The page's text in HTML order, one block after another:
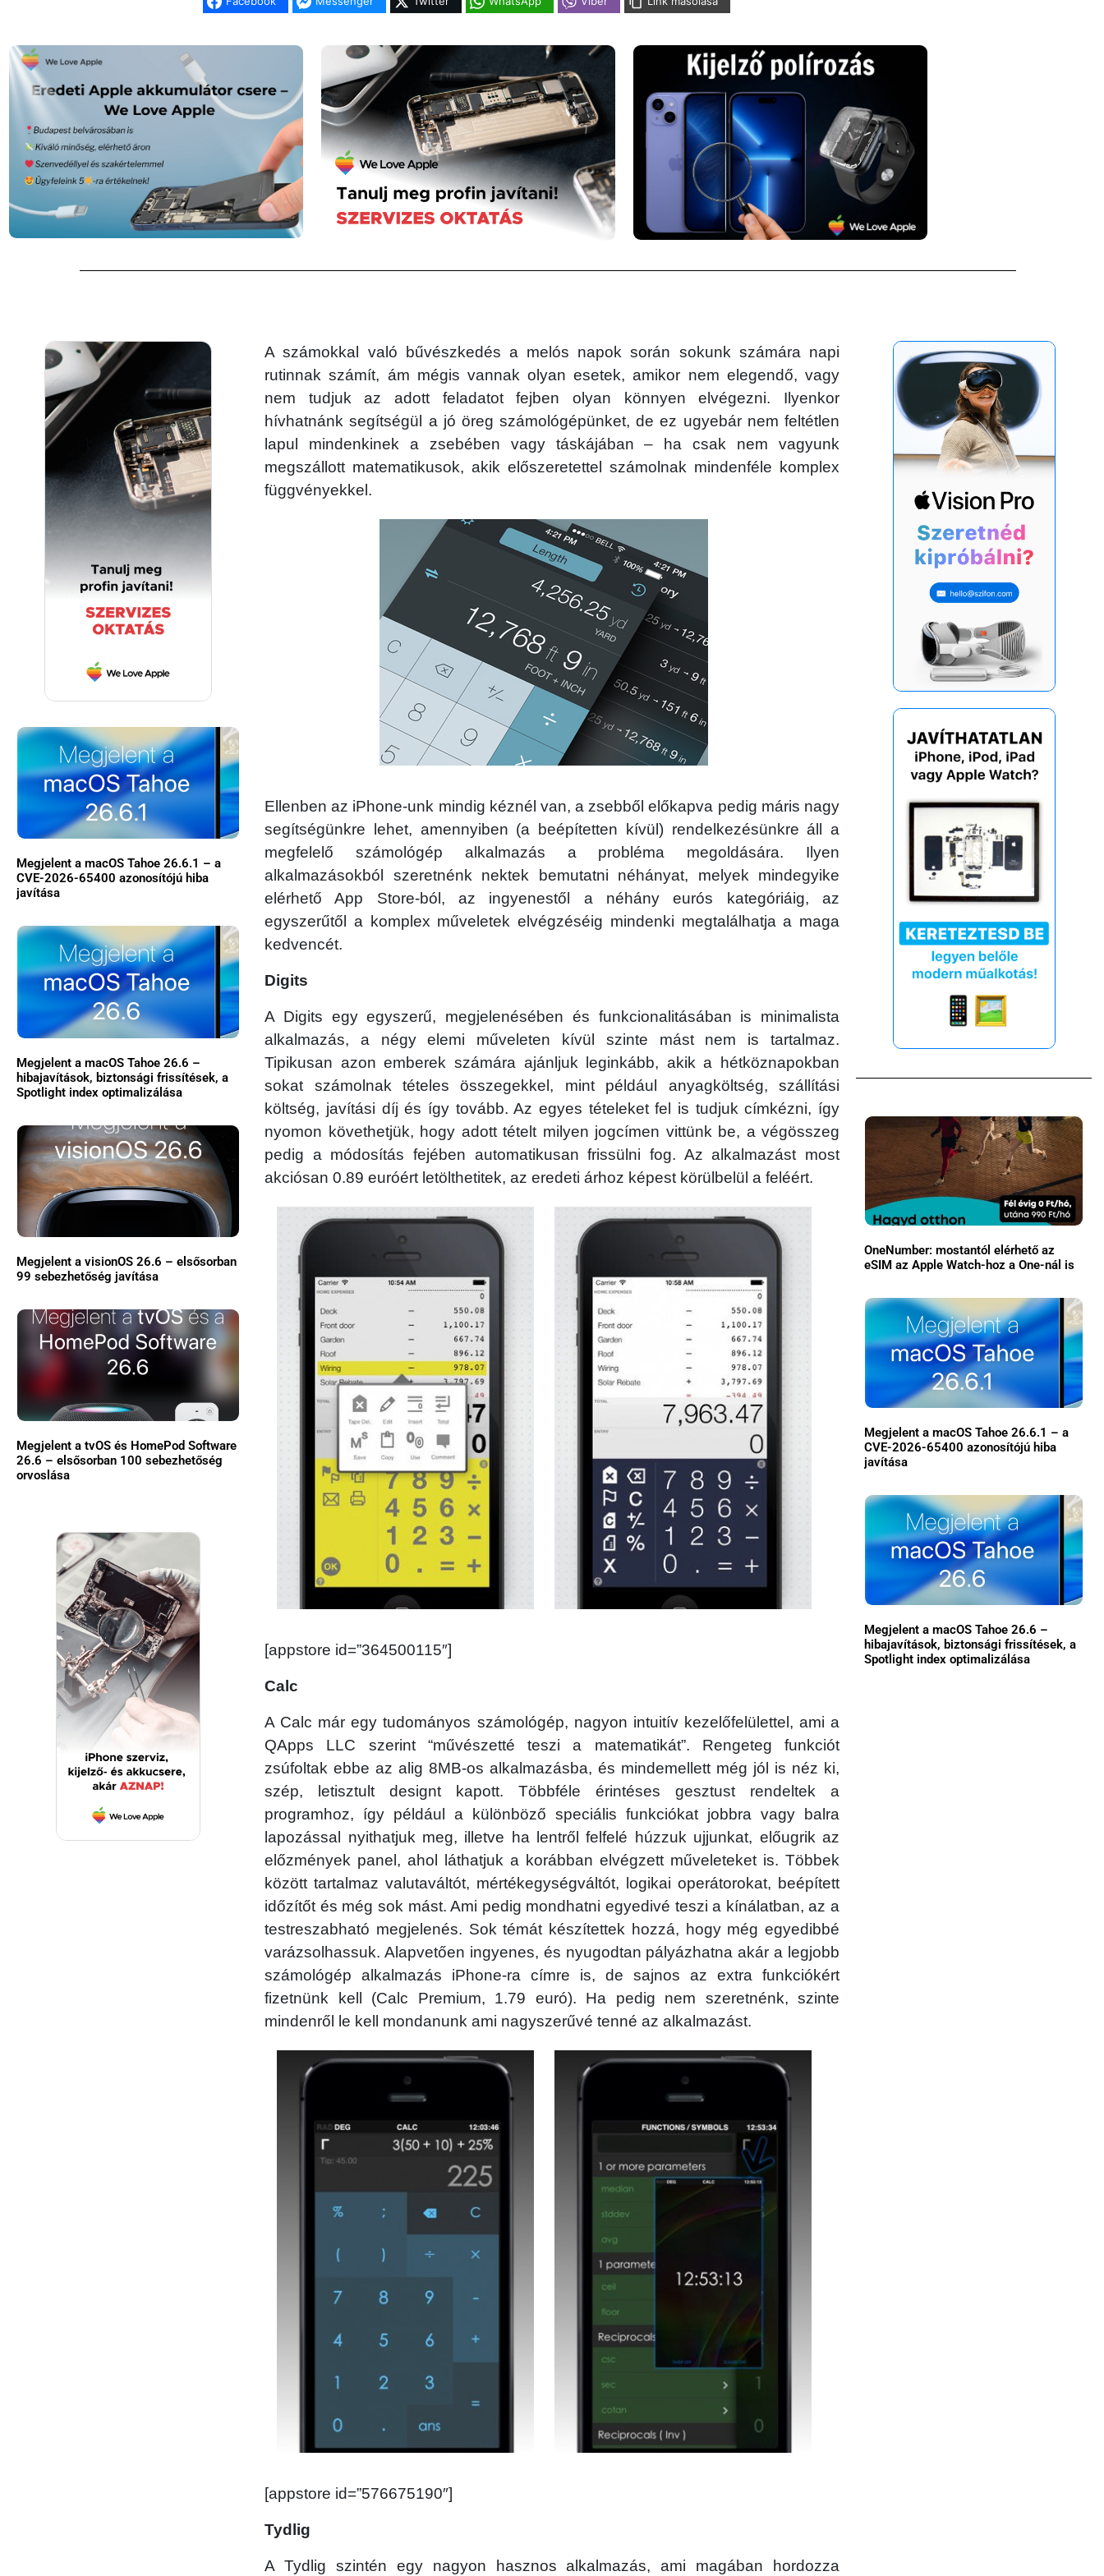
Megjelent a macOS Tahoe 26.6.1 – a
CVE-2026-65400 azonosítójú hiba
javítása
Megjelent a macOS Tahoe 26.6 –
hibajavítások, biztonsági frissítések, a
Spotlight index optimalizálása
Megjelent a visionOS 26.6 – elsősorban
99 sebezhetőség javítása
Megjelent a tvOS és HomePod Software
26.6 – elsősorban 100 sebezhetőség
orvoslása
A számokkal való bűvészkedés a melós napok során sokunk számára napi
rutinnak számít, ám mégis vannak olyan esetek, amikor nem elegendő, vagy
nem tudjuk az adott feladatot fejben olyan könnyen elvégezni. Ilyenkor
hívhatnánk segítségül a jó öreg számológépünket, de ez ugyebár nem feltétlen
lapul mindenkinek a zsebében vagy táskájában – ha csak nem vagyunk
megszállott matematikusok, akik előszeretettel számolnak mindenféle komplex
függvényekkel.
Ellenben az iPhone-unk mindig kéznél van, a zsebből előkapva pedig máris nagy
segítségünkre lehet, amennyiben (a beépítetten kívül) rendelkezésünkre áll a
megfelelő számológép alkalmazás a probléma megoldására. Ilyen
alkalmazásokból szeretnénk nektek bemutatni néhányat, melyek mindegyike
elérhető App Store-ból, az ingyenestől a néhány eurós kategóriáig, az
egyszerűtől a komplex műveletek elvégzéséig mindenki megtalálhatja a maga
kedvencét.
Digits
A Digits egy egyszerű, megjelenésében és funkcionalitásában is minimalista
alkalmazás, a négy elemi műveleten kívül szinte mást nem is tartalmaz.
Tipikusan azon emberek számára ajánljuk leginkább, akik a hétköznapokban
sokat számolnak tételes összegekkel, mint például anyagköltség, szállítási
költség, javítási díj és így tovább. Az egyes tételeket fel is tudjuk címkézni, így
nyomon követhetjük, hogy adott tételt milyen jogcímen vittünk be, a végösszeg
pedig a módosítás fejében automatikusan frissülni fog. Az alkalmazást most
akciósan 0.89 euróért letölthetitek, az eredeti árhoz képest körülbelül a feléért.
[appstore id=”364500115″]
Calc
A Calc már egy tudományos számológép, nagyon intuitív kezelőfelülettel, ami a
QApps LLC szerint “művészetté teszi a matematikát”. Rengeteg funkciót
zsúfoltak ebbe az alig 8MB-os alkalmazásba, és mindemellett még jól is néz ki,
szép, letisztult designt kapott. Többféle érintéses gesztust rendeltek a
programhoz, így például a különböző speciális funkciókat jobbra vagy balra
lapozással nyithatjuk meg, illetve ha lentről felfelé húzzuk ujjunkat, előugrik az
előzmények panel, ahol láthatjuk a korábban elvégzett műveleteket is. Többek
között tartalmaz valutaváltót, mértékegységváltót, logikai operátorokat, beépített
időzítőt és még sok mást. Ami pedig mondhatni egyedivé teszi a kínálatban, az a
testreszabható megjelenés. Sok témát készítettek hozzá, hogy még egyedibbé
varázsolhassuk. Alapvetően ingyenes, és nyugodtan pályázhatna akár a legjobb
számológép alkalmazás iPhone-ra címre is, de sajnos az extra funkciókért
fizetnünk kell (Calc Premium, 1.79 euró). Ha pedig nem szeretnénk, szinte
mindenről le kell mondanunk ami nagyszerűvé tenné az alkalmazást.
[appstore id=”576675190″]
Tydlig
A Tydlig szintén egy nagyon hasznos alkalmazás, ami magában hordozza
OneNumber: mostantól elérhető az
eSIM az Apple Watch-hoz a One-nál is
Megjelent a macOS Tahoe 26.6.1 – a
CVE-2026-65400 azonosítójú hiba
javítása
Megjelent a macOS Tahoe 26.6 –
hibajavítások, biztonsági frissítések, a
Spotlight index optimalizálása
Főoldal
Közösség
GYIK
Használt Apple
Apple szerviz